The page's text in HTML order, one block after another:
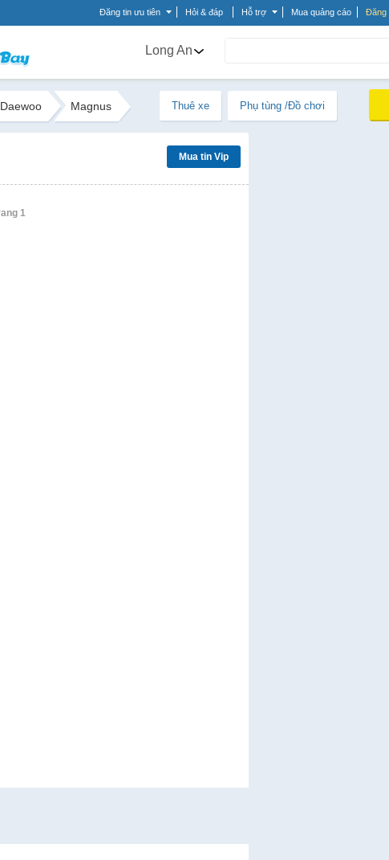
Đăng tin ưu tiên Hỏi & đáp Hỗ trợ Mua quảng cáo Đăng
Long An
Magnus Thuê xe Phụ tùng /Đồ chơi
Mua tin Vip
1